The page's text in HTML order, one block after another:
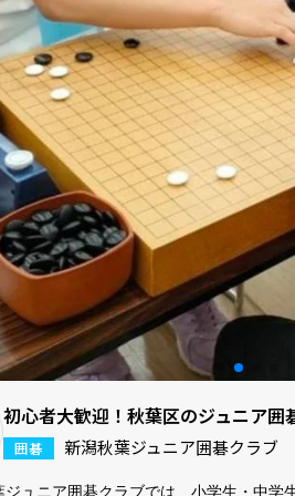
初心者大歓迎！秋葉区のジュニア囲
囲碁 新潟秋葉ジュニア囲碁クラブ
ジュニア囲碁クラブでは、小学生・中学